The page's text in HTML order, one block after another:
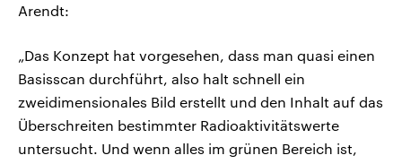
Arendt:
„Das Konzept hat vorgesehen, dass man quasi einen
Basisscan durchführt, also halt schnell ein
zweidimensionales Bild erstellt und den Inhalt auf das
Überschreiten bestimmter Radioaktivitätswerte
untersucht. Und wenn alles im grünen Bereich ist,